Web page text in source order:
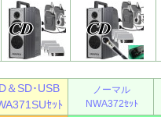
＆SD･USB
ｾｯﾄ
ノーマル
NWA372ｾｯﾄ